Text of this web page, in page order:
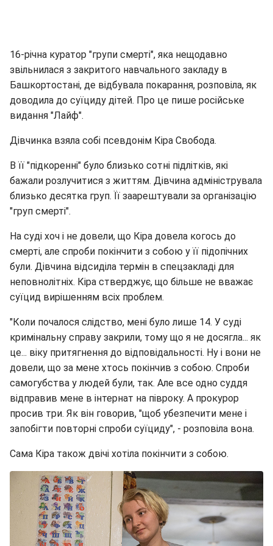
16-річна куратор "групи смерті", яка нещодавно
звільнилася з закритого навчального закладу в
Башкортостані, де відбувала покарання, розповіла, як
доводила до суїциду дітей. Про це пише російське
видання "Лайф".
Дівчинка взяла собі псевдонім Кіра Свобода.
В її "підкоренні" було близько сотні підлітків, які
бажали розлучитися з життям. Дівчина адмініструвала
близько десятка груп. Її заарештували за організацію
"груп смерті".
На суді хоч і не довели, що Кіра довела когось до
смерті, але спроби покінчити з собою у її підопічних
були. Дівчина відсиділа термін в спецзакладі для
неповнолітніх. Кіра стверджує, що більше не вважає
суїцид вирішенням всіх проблем.
"Коли почалося слідство, мені було лише 14. У суді
кримінальну справу закрили, тому що я не досягла... як
це... віку притягнення до відповідальності. Ну і вони не
довели, що за мене хтось покінчив з собою. Спроби
самогубства у людей були, так. Але все одно суддя
відправив мене в інтернат на півроку. А прокурор
просив три. Як він говорив, "щоб убезпечити мене і
запобігти повторні спроби суїциду", - розповіла вона.
Сама Кіра також двічі хотіла покінчити з собою.